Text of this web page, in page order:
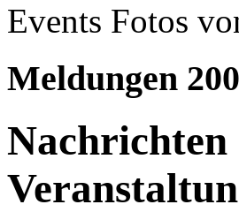
Meldungen
Nachrichten